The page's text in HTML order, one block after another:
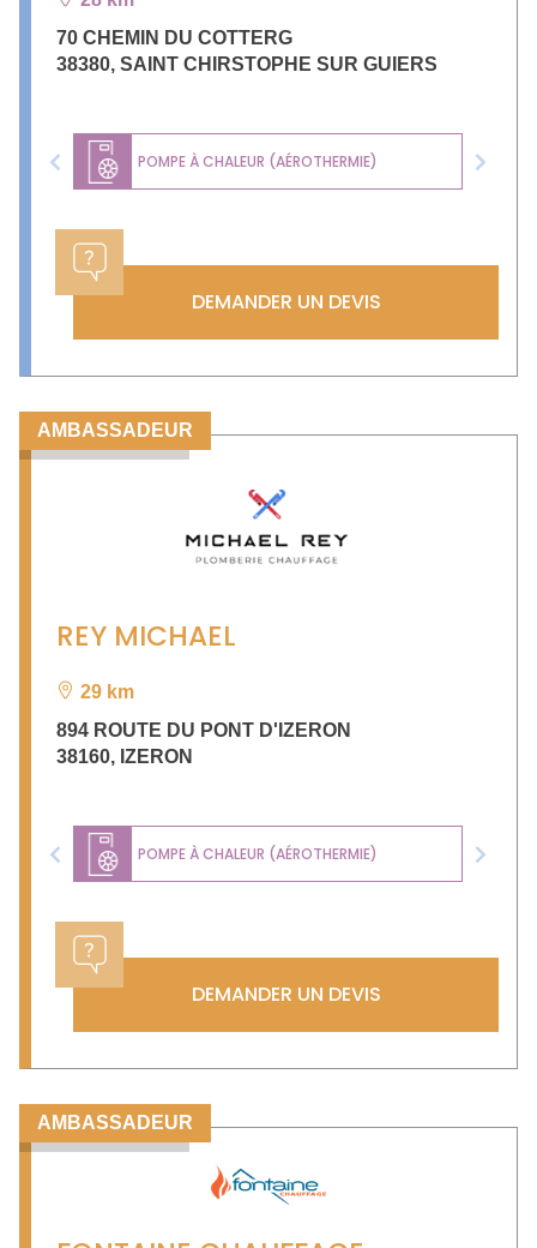
70 CHEMIN DU COTTERG
38380, SAINT CHIRSTOPHE SUR GUIERS
POMPE À CHALEUR (AÉROTHERMIE)
Previous Next
DEMANDER UN DEVIS
AMBASSADEUR
REY MICHAEL
29 km
894 ROUTE DU PONT D'IZERON
38160, IZERON
POMPE À CHALEUR (AÉROTHERMIE)
Previous Next
DEMANDER UN DEVIS
AMBASSADEUR